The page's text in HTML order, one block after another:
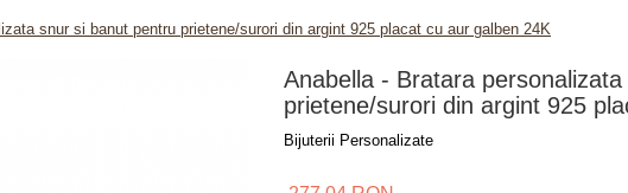
snur si banut pentru prietene/surori din argint 925 placat cu aur galben 24K
Anabella - Bratara
prietene/surori din argint 925
Bijuterii Personalizate